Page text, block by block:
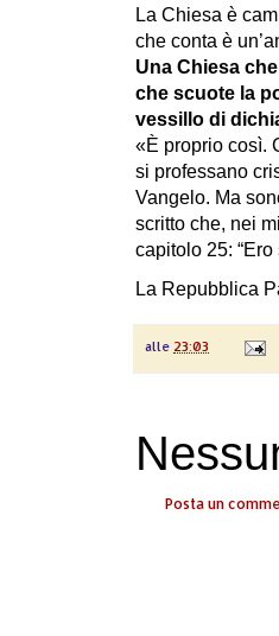
La Chiesa è
che conta è
Una Chiesa
che scuote la
vessillo di
«È proprio così.
si professano
Vangelo. Ma
scritto che, nei
capitolo 25:
La Repubblica
alle 23:03
Posta un